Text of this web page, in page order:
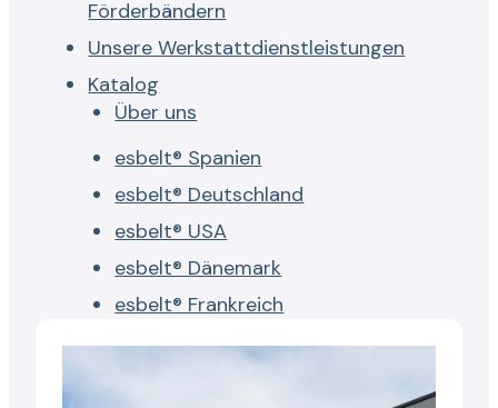
Förderbändern
Unsere Werkstattdienstleistungen
Katalog
Über uns
esbelt® Spanien
esbelt® Deutschland
esbelt® USA
esbelt® Dänemark
esbelt® Frankreich